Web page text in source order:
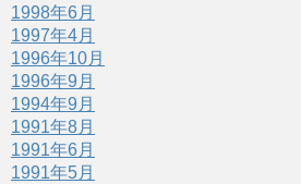
1998年6月
1997年4月
1996年10月
1996年9月
1994年9月
1991年8月
1991年6月
1991年5月